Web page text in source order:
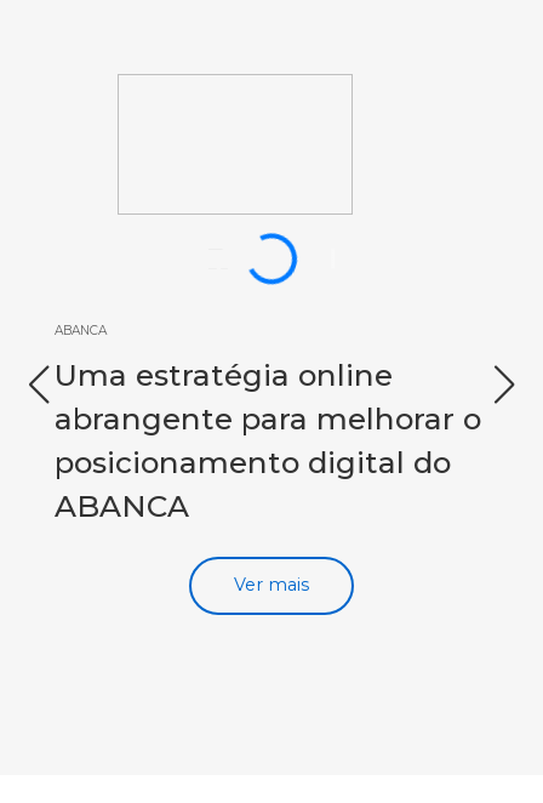
ABANCA
Uma estratégia online
abrangente para melhorar o
posicionamento digital do
ABANCA
Ver maisCaso de sucesso do